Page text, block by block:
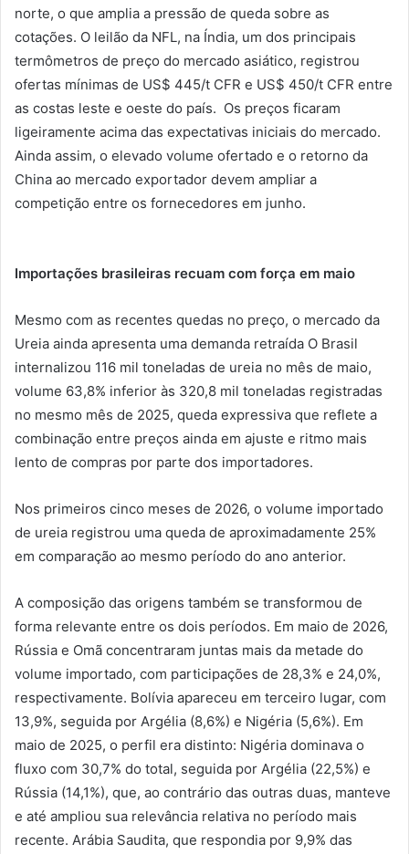
norte, o que amplia a pressão de queda sobre as
cotações. O leilão da NFL, na Índia, um dos principais
termômetros de preço do mercado asiático, registrou
ofertas mínimas de US$ 445/t CFR e US$ 450/t CFR entre
as costas leste e oeste do país. Os preços ficaram
ligeiramente acima das expectativas iniciais do mercado.
Ainda assim, o elevado volume ofertado e o retorno da
China ao mercado exportador devem ampliar a
competição entre os fornecedores em junho.
Importações brasileiras recuam com força em maio
Mesmo com as recentes quedas no preço, o mercado da
Ureia ainda apresenta uma demanda retraída O Brasil
internalizou 116 mil toneladas de ureia no mês de maio,
volume 63,8% inferior às 320,8 mil toneladas registradas
no mesmo mês de 2025, queda expressiva que reflete a
combinação entre preços ainda em ajuste e ritmo mais
lento de compras por parte dos importadores.
Nos primeiros cinco meses de 2026, o volume importado
de ureia registrou uma queda de aproximadamente 25%
em comparação ao mesmo período do ano anterior.
A composição das origens também se transformou de
forma relevante entre os dois períodos. Em maio de 2026,
Rússia e Omã concentraram juntas mais da metade do
volume importado, com participações de 28,3% e 24,0%,
respectivamente. Bolívia apareceu em terceiro lugar, com
13,9%, seguida por Argélia (8,6%) e Nigéria (5,6%). Em
maio de 2025, o perfil era distinto: Nigéria dominava o
fluxo com 30,7% do total, seguida por Argélia (22,5%) e
Rússia (14,1%), que, ao contrário das outras duas, manteve
e até ampliou sua relevância relativa no período mais
recente. Arábia Saudita, que respondia por 9,9% das